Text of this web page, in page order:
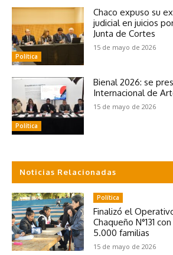
Política
Chaco expuso su
judicial en juicios
Junta de Cortes
15 de mayo de 2026
Política
Bienal 2026: se
Internacional de
15 de mayo de 2026
Noticias Relacionadas
Política
Finalizó el
Chaqueño N°131
5.000 familias
15 de mayo de 2026